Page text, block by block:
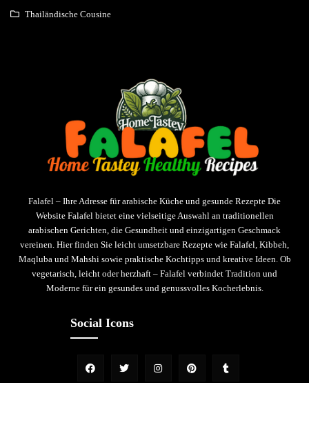
Thailändische Cousine
Falafel – Ihre Adresse für arabische Küche und gesunde Rezepte Die
Website Falafel bietet eine vielseitige Auswahl an traditionellen
arabischen Gerichten, die Gesundheit und einzigartigen Geschmack
vereinen. Hier finden Sie leicht umsetzbare Rezepte wie Falafel, Kibbeh,
Maqluba und Mahshi sowie praktische Kochtipps und kreative Ideen. Ob
vegetarisch, leicht oder herzhaft – Falafel verbindet Tradition und
Moderne für ein gesundes und genussvolles Kocherlebnis.
Social Icons